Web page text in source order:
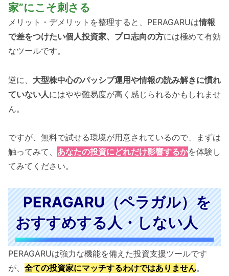
家”にこそ刺さる
メリット・デメリットを整理すると、PERAGARUは情報
で差をつけたい個人投資家、プロ志向の方には極めて有効
なツールです。
逆に、 大型株中心のパッシブ運用や情報の読み解きに慣れ
ていない人にはやや難易度が高く感じられるかもしれませ
ん。
ですが、無料で試せる環境が用意されているので、まずは
触ってみて、 あなたの投資にどれだけ影響するかを体験し
てみてください。
PERAGARU（ペラガル）を
おすすめする人・しない人
PERAGARUは強力な機能を備えた投資支援ツールです
が、 全ての投資家にマッチするわけではありません。